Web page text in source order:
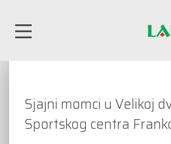
Sjajni momci u Velikoj
Sportskog centra